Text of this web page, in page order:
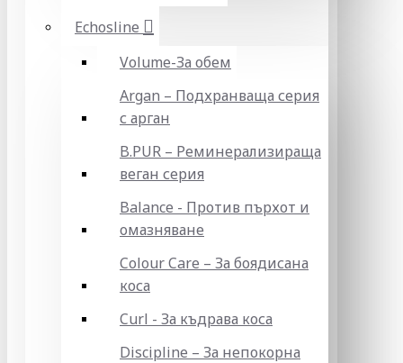
Echosline
Volume-За обем
Argan – Подхранваща серия
с арган
B.PUR – Реминерализираща
веган серия
Balance - Против пърхот и
омазняване
Colour Care – За боядисана
коса
Curl - За къдрава коса
Discipline – За непокорна